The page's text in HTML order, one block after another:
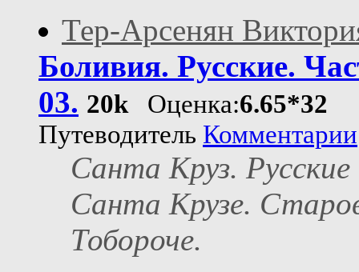
Тер-Арсенян
Боливия. Русские.
03. 20kОценка:6.65*32
Путеводитель Комментарии
Санта Круз. Русские
Санта Крузе.
Тобороче.